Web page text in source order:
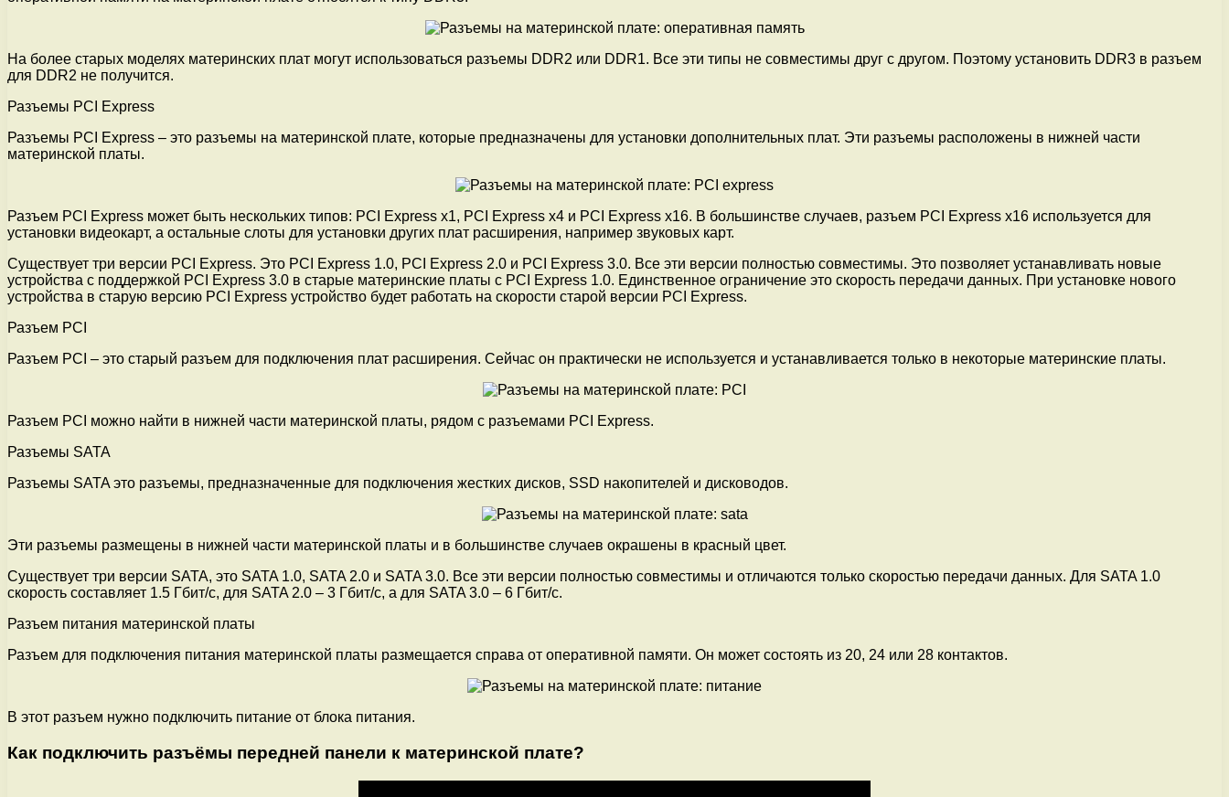
На более старых моделях материнских плат могут использоваться разъемы DDR2 или DDR1. Все эти типы не совместимы друг с другом. Поэтому установить DDR3 в разъем
для DDR2 не получится.
Разъемы PCI Express
Разъемы PCI Express – это разъемы на материнской плате, которые предназначены для установки дополнительных плат. Эти разъемы расположены в нижней части
материнской платы.
Разъем PCI Express может быть нескольких типов: PCI Express x1, PCI Express x4 и PCI Express x16. В большинстве случаев, разъем PCI Express x16 используется для
установки видеокарт, а остальные слоты для установки других плат расширения, например звуковых карт.
Существует три версии PCI Express. Это PCI Express 1.0, PCI Express 2.0 и PCI Express 3.0. Все эти версии полностью совместимы. Это позволяет устанавливать новые
устройства с поддержкой PCI Express 3.0 в старые материнские платы с PCI Express 1.0. Единственное ограничение это скорость передачи данных. При установке нового
устройства в старую версию PCI Express устройство будет работать на скорости старой версии PCI Express.
Разъем PCI
Разъем PCI – это старый разъем для подключения плат расширения. Сейчас он практически не используется и устанавливается только в некоторые материнские платы.
Разъем PCI можно найти в нижней части материнской платы, рядом с разъемами PCI Express.
Разъемы SATA
Разъемы SATA это разъемы, предназначенные для подключения жестких дисков, SSD накопителей и дисководов.
Эти разъемы размещены в нижней части материнской платы и в большинстве случаев окрашены в красный цвет.
Существует три версии SATA, это SATA 1.0, SATA 2.0 и SATA 3.0. Все эти версии полностью совместимы и отличаются только скоростью передачи данных. Для SATA 1.0
скорость составляет 1.5 Гбит/с, для SATA 2.0 – 3 Гбит/с, а для SATA 3.0 – 6 Гбит/с.
Разъем питания материнской платы
Разъем для подключения питания материнской платы размещается справа от оперативной памяти. Он может состоять из 20, 24 или 28 контактов.
В этот разъем нужно подключить питание от блока питания.
Как подключить разъёмы передней панели к материнской плате?